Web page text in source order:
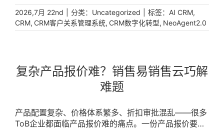
2026,7月 22nd 分类： Uncategorized 标签： AI CRM,
CRM, CRM客户关系管理系统, CRM数字化转型, NeoAgent2.0
复杂产品报价难？销售易销售云巧解
难题
产品配置复杂、价格体系繁多、折扣审批混乱——很多
ToB企业都面临产品报价难的痛点。一份产品报价要反